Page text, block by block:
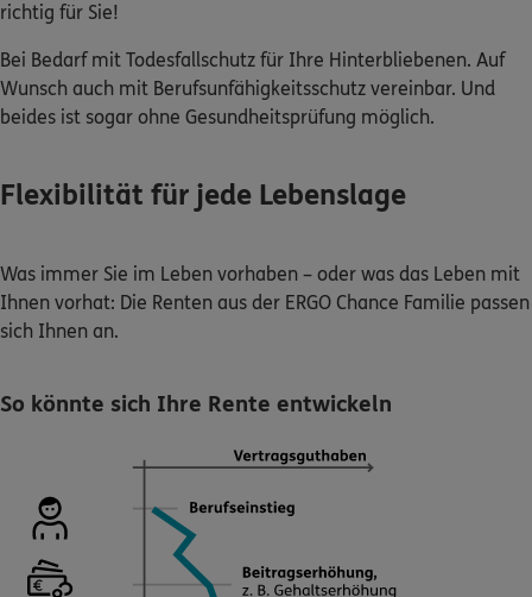
Meine Versicherungen
Sehen Sie auf einen Blick Ihre Versicherungen bei ERGO,
dem ERGO Rechtsschutz und der DKV.
Zum Kundenportal
Schaden- oder Leistungsfall melden
Mo–Sa 7–20 Uhr (gebührenfrei)
ERGO Berater finden
richtig für Sie!
Bei Bedarf mit Todesfallschutz für Ihre Hinterbliebenen. Auf
Wunsch auch mit Berufsunfähigkeitsschutz vereinbar. Und
beides ist sogar ohne Gesundheitsprüfung möglich.
Flexibilität für jede Lebenslage
Was immer Sie im Leben vorhaben – oder was das Leben mit
Ihnen vorhat: Die Renten aus der ERGO Chance Familie passen
sich Ihnen an.
So könnte sich Ihre Rente entwickeln